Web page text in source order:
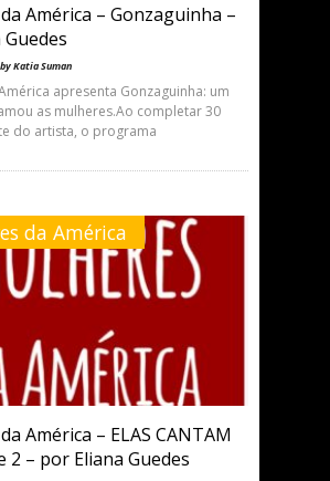
América – Gonzaguinha –
by Katia Suman
apresenta Gonzaguinha: um
as mulheres.Ao completar 30
do artista, o programa
da América
América – ELAS CANTAM
2 – por Eliana Guedes